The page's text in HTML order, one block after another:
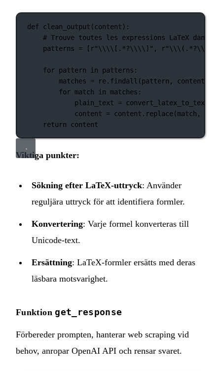
def clean_output (content):
# Trouve toutes les expressions LaTeX dans
patterns = [ r"\\\\ [.*?\\\\ ] " , r"\\\( . *?\\\)
for pattern in patterns:
matches = re.findall(pattern, content,
for match in matches:
plain_text =
content = content.replace(match,
return content
Viktiga punkter:
Sökning efter LaTeX‑uttryck: Använder
reguljära uttryck för att identifiera formler.
Konvertering: Varje formel konverteras till
Unicode‑text.
Ersättning: LaTeX‑formler ersätts med deras
läsbara motsvarighet.
Funktion get_response
Förbereder prompten, hanterar web scraping vid
behov, anropar OpenAI API och rensar svaret.